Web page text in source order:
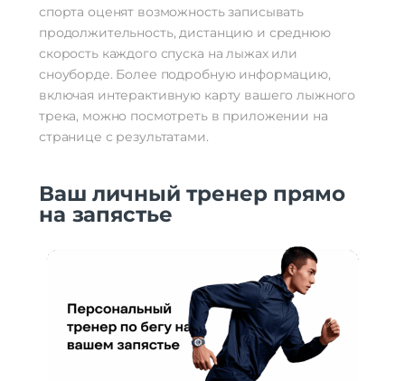
спорта оценят возможность записывать
продолжительность, дистанцию и среднюю
скорость каждого спуска на лыжах или
сноуборде. Более подробную информацию,
включая интерактивную карту вашего лыжного
трека, можно посмотреть в приложении на
странице с результатами.
Ваш личный тренер прямо
на запястье